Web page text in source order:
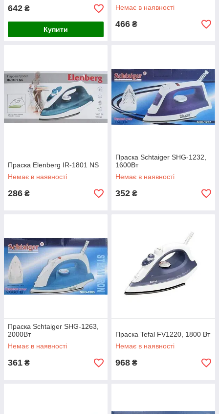
642 ₴
Купити
Немає в наявності
466 ₴
Праска Elenberg IR-1801 NS
Немає в наявності
286 ₴
Праска Schtaiger SHG-1232,
1600Вт
Немає в наявності
352 ₴
Праска Schtaiger SHG-1263,
2000Вт
Немає в наявності
361 ₴
Праска Tefal FV1220, 1800 Вт
Немає в наявності
968 ₴